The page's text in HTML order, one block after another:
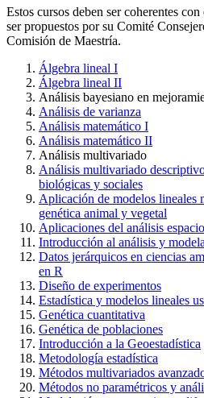
Estos cursos deben ser coherentes
ser propuestos por su Comité
Comisión de Maestría.
Álgebra lineal I
Álgebra lineal II
Análisis bayesiano en
Análisis de varianza
Análisis matemático I
Análisis matemático II
Análisis multivariado
Análisis multivariado
biológicas y sociales
Aplicación de modelos lineales
genética animal y vegetal
Aplicaciones del análisis
Introducción al análisis y
Datos jerárquicos en ciencias
en R
Diseño de experimentos
Estadística y modelos lineales
Genética cuantitativa
Genética de poblaciones
Introducción a la Geoestadística
Metodología estadística
Métodos multivariados
Métodos no paramétricos y